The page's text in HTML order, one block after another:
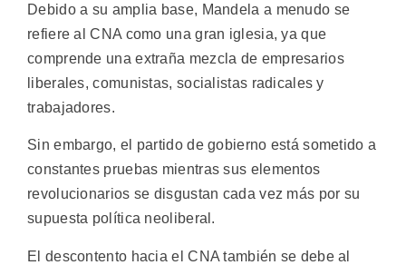
Debido a su amplia base, Mandela a menudo se
refiere al CNA como una gran iglesia, ya que
comprende una extraña mezcla de empresarios
liberales, comunistas, socialistas radicales y
trabajadores.
Sin embargo, el partido de gobierno está sometido a
constantes pruebas mientras sus elementos
revolucionarios se disgustan cada vez más por su
supuesta política neoliberal.
El descontento hacia el CNA también se debe al